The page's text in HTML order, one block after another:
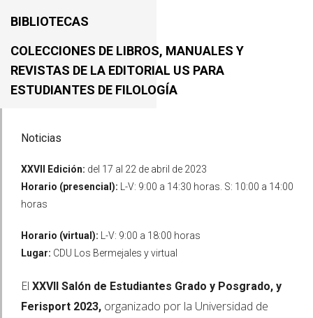
BIBLIOTECAS
COLECCIONES DE LIBROS, MANUALES Y
REVISTAS DE LA EDITORIAL US PARA
ESTUDIANTES DE FILOLOGÍA
Noticias
XXVII Edición: del 17 al 22 de abril de 2023
Horario (presencial): L-V: 9:00 a 14:30 horas. S: 10:00 a 14:00
horas
Horario (virtual): L-V: 9:00 a 18:00 horas
Lugar: CDU Los Bermejales y virtual
El XXVII Salón de Estudiantes Grado y Posgrado, y
Ferisport 2023, organizado por la Universidad de